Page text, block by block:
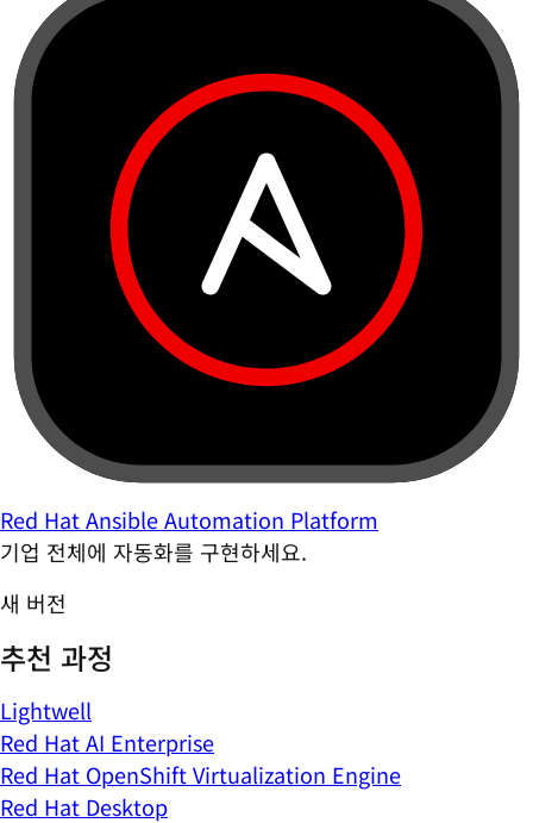
Red Hat Ansible Automation Platform
기업 전체에 자동화를 구현하세요.
새 버전
추천 과정
Lightwell
Red Hat AI Enterprise
Red Hat OpenShift Virtualization Engine
Red Hat Desktop